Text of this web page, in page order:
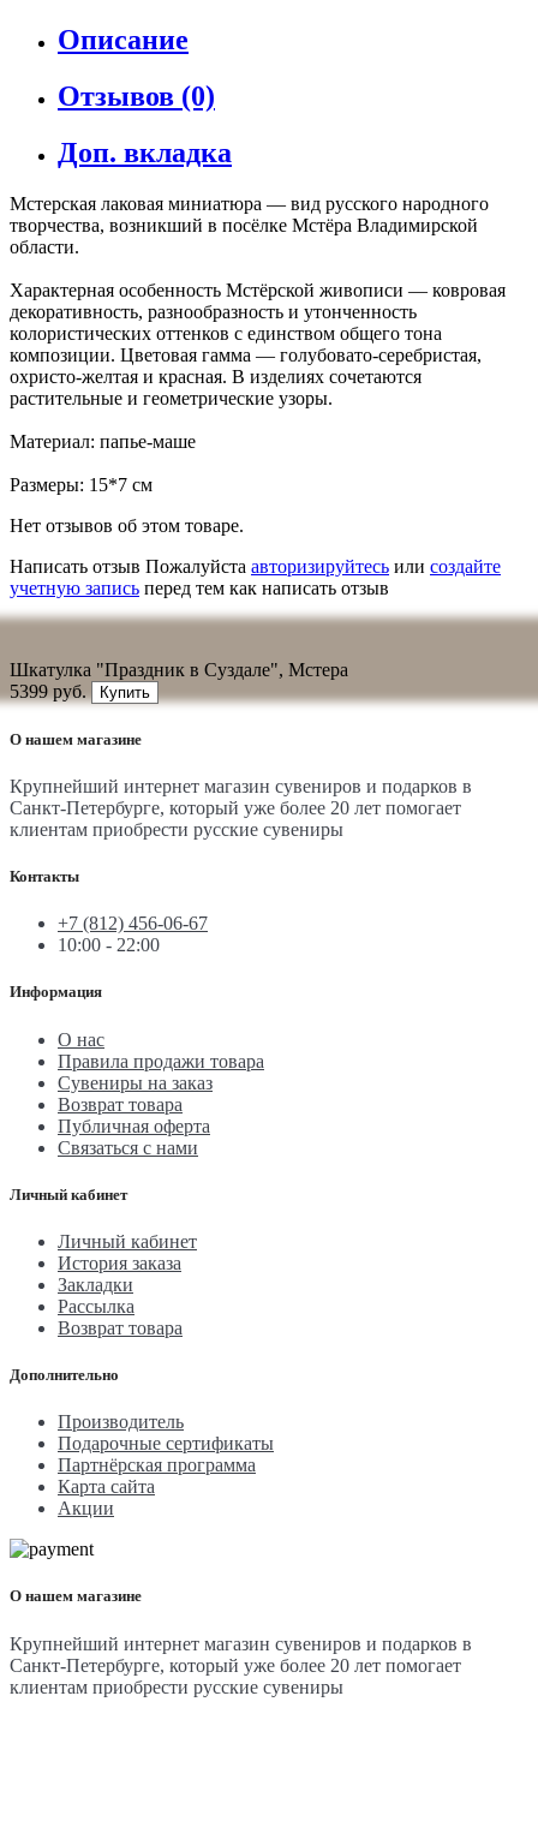
Описание
Отзывов (0)
Доп. вкладка
Мстерская лаковая миниатюра — вид русского народного
творчества, возникший в посёлке Мстёра Владимирской
области.
Характерная особенность Мстёрской живописи — ковровая
декоративность, разнообразность и утонченность
колористических оттенков с единством общего тона
композиции. Цветовая гамма — голубовато-серебристая,
охристо-желтая и красная. В изделиях сочетаются
растительные и геометрические узоры.
Материал: папье-маше
Размеры: 15*7 см
Нет отзывов об этом товаре.
Написать отзыв Пожалуйста авторизируйтесь или создайте
учетную запись перед тем как написать отзыв
Шкатулка "Праздник в Суздале", Мстера
5399 руб.
Купить
О нашем магазине
Крупнейший интернет магазин сувениров и подарков в
Санкт-Петербурге, который уже более 20 лет помогает
клиентам приобрести русские сувениры
Контакты
+7 (812) 456-06-67
10:00 - 22:00
Информация
О нас
Правила продажи товара
Сувениры на заказ
Возврат товара
Публичная оферта
Связаться с нами
Личный кабинет
Личный кабинет
История заказа
Закладки
Рассылка
Возврат товара
Дополнительно
Производитель
Подарочные сертификаты
Партнёрская программа
Карта сайта
Акции
О нашем магазине
Крупнейший интернет магазин сувениров и подарков в
Санкт-Петербурге, который уже более 20 лет помогает
клиентам приобрести русские сувениры